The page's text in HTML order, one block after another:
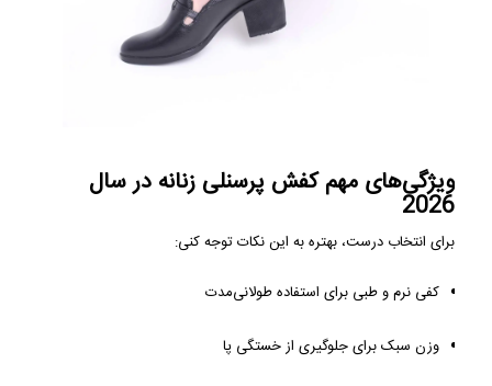
ویژگی‌های مهم کفش پرسنلی زنانه در سال
2026
برای انتخاب درست، بهتره به این نکات توجه کنی:
کفی نرم و طبی برای استفاده طولانی‌مدت
وزن سبک برای جلوگیری از خستگی پا